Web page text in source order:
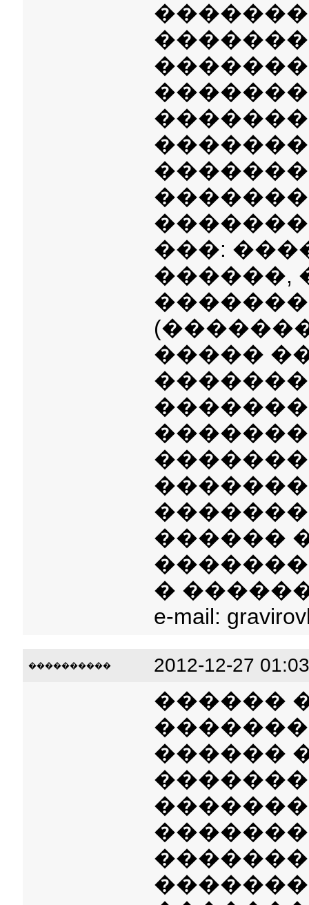
���:
������,
�����
������
�
e-mail:
���������� 2012-12-27
������
������